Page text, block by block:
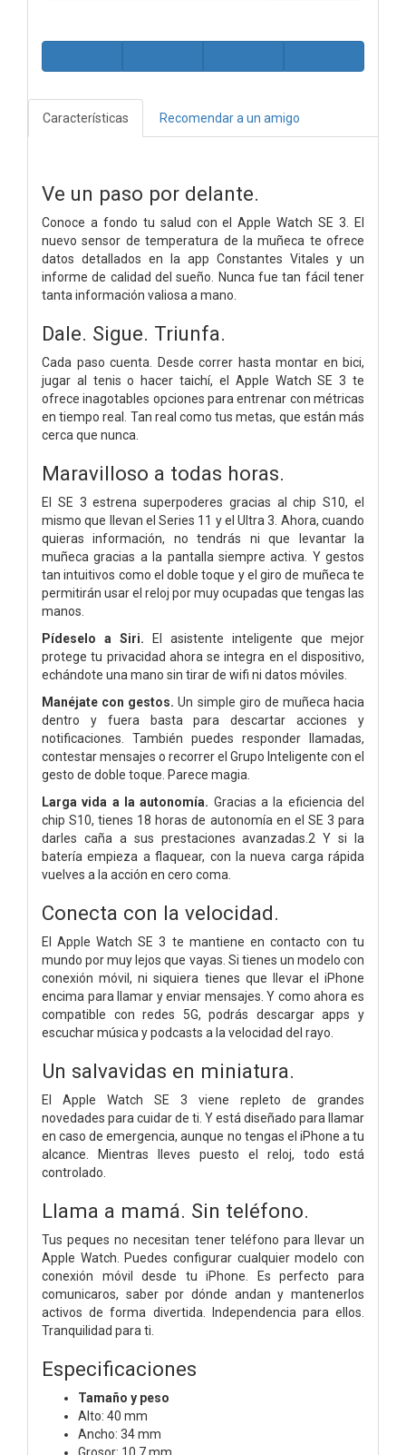
Características Recomendar a un amigo
Ve un paso por delante.
Conoce a fondo tu salud con el Apple Watch SE 3. El
nuevo sensor de temperatura de la muñeca te ofrece
datos detallados en la app Constantes Vitales y un
informe de calidad del sueño. Nunca fue tan fácil tener
tanta información valiosa a mano.
Dale. Sigue. Triunfa.
Cada paso cuenta. Desde correr hasta montar en bici,
jugar al tenis o hacer taichí, el Apple Watch SE 3 te
ofrece inagotables opciones para entrenar con métricas
en tiempo real. Tan real como tus metas, que están más
cerca que nunca.
Maravilloso a todas horas.
El SE 3 estrena superpoderes gracias al chip S10, el
mismo que llevan el Series 11 y el Ultra 3. Ahora, cuando
quieras información, no tendrás ni que levantar la
muñeca gracias a la pantalla siempre activa. Y gestos
tan intuitivos como el doble toque y el giro de muñeca te
permitirán usar el reloj por muy ocupadas que tengas las
manos.
Pídeselo a Siri. El asistente inteligente que mejor
protege tu privacidad ahora se integra en el dispositivo,
echándote una mano sin tirar de wifi ni datos móviles.
Manéjate con gestos. Un simple giro de muñeca hacia
dentro y fuera basta para descartar acciones y
notificaciones. También puedes responder llamadas,
contestar mensajes o recorrer el Grupo Inteligente con el
gesto de doble toque. Parece magia.
Larga vida a la autonomía. Gracias a la eficiencia del
chip S10, tienes 18 horas de autonomía en el SE 3 para
darles caña a sus prestaciones avanzadas.2 Y si la
batería empieza a flaquear, con la nueva carga rápida
vuelves a la acción en cero coma.
Conecta con la velocidad.
El Apple Watch SE 3 te mantiene en contacto con tu
mundo por muy lejos que vayas. Si tienes un modelo con
conexión móvil, ni siquiera tienes que llevar el iPhone
encima para llamar y enviar mensajes. Y como ahora es
compatible con redes 5G, podrás descargar apps y
escuchar música y podcasts a la velocidad del rayo.
Un salvavidas en miniatura.
El Apple Watch SE 3 viene repleto de grandes
novedades para cuidar de ti. Y está diseñado para llamar
en caso de emergencia, aunque no tengas el iPhone a tu
alcance. Mientras lleves puesto el reloj, todo está
controlado.
Llama a mamá. Sin teléfono.
Tus peques no necesitan tener teléfono para llevar un
Apple Watch. Puedes configurar cualquier modelo con
conexión móvil desde tu iPhone. Es perfecto para
comunicaros, saber por dónde andan y mantenerlos
activos de forma divertida. Independencia para ellos.
Tranquilidad para ti.
Especificaciones
Tamaño y peso
Alto: 40 mm
Ancho: 34 mm
Grosor: 10,7 mm